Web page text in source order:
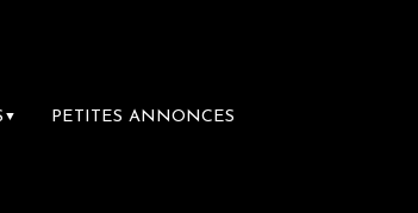
▼ PETITES ANNONCES